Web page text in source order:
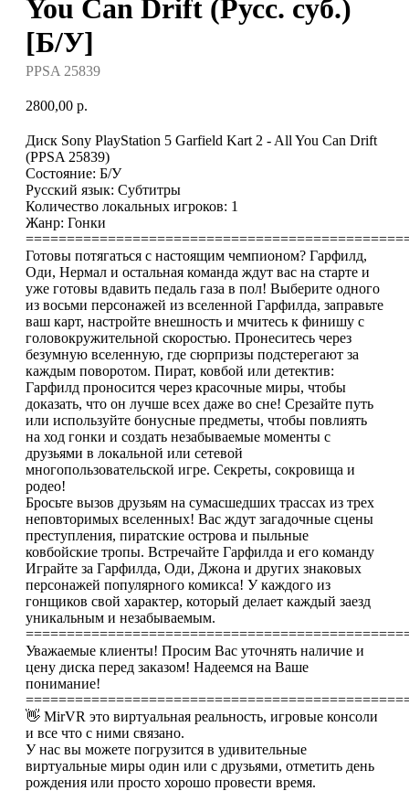
You Can Drift (Русс. суб.)
[Б/У]
PPSA 25839
2800,00 р.
Диск Sony PlayStation 5 Garfield Kart 2 - All You Can Drift
(PPSA 25839)
Состояние: Б/У
Русский язык: Субтитры
Количество локальных игроков: 1
Жанр: Гонки
Готовы потягаться с настоящим чемпионом? Гарфилд,
Оди, Нермал и остальная команда ждут вас на старте и
уже готовы вдавить педаль газа в пол! Выберите одного
из восьми персонажей из вселенной Гарфилда, заправьте
ваш карт, настройте внешность и мчитесь к финишу с
головокружительной скоростью. Пронеситесь через
безумную вселенную, где сюрпризы подстерегают за
каждым поворотом. Пират, ковбой или детектив:
Гарфилд проносится через красочные миры, чтобы
доказать, что он лучше всех даже во сне! Срезайте путь
или используйте бонусные предметы, чтобы повлиять
на ход гонки и создать незабываемые моменты с
друзьями в локальной или сетевой
многопользовательской игре. Секреты, сокровища и
родео!
Бросьте вызов друзьям на сумасшедших трассах из трех
неповторимых вселенных! Вас ждут загадочные сцены
преступления, пиратские острова и пыльные
ковбойские тропы. Встречайте Гарфилда и его команду
Играйте за Гарфилда, Оди, Джона и других знаковых
персонажей популярного комикса! У каждого из
гонщиков свой характер, который делает каждый заезд
уникальным и незабываемым.
Уважаемые клиенты! Просим Вас уточнять наличие и
цену диска перед заказом! Надеемся на Ваше
понимание!
👋 MirVR это виртуальная реальность, игровые консоли
и все что с ними связано.
У нас вы можете погрузится в удивительные
виртуальные миры один или с друзьями, отметить день
рождения или просто хорошо провести время.